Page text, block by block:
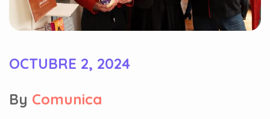
OCTUBRE 2, 2024
By Comunica